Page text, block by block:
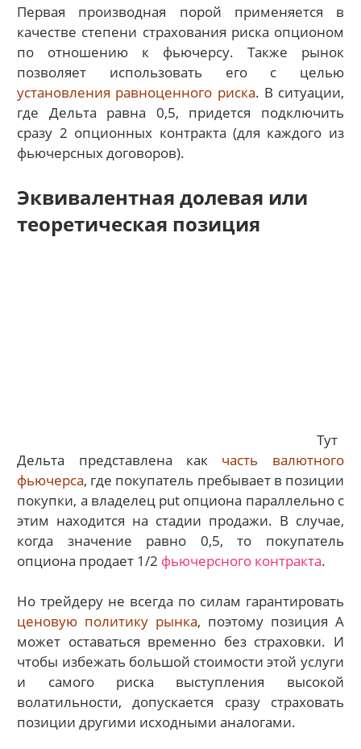
Первая производная порой применяется в
качестве степени страхования риска опционом
по отношению к фьючерсу. Также рынок
позволяет использовать его с целью
установления равноценного риска. В ситуации,
где Дельта равна 0,5, придется подключить
сразу 2 опционных контракта (для каждого из
фьючерсных договоров).
Эквивалентная долевая или
теоретическая позиция
Тут
Дельта представлена как часть валютного
фьючерса, где покупатель пребывает в позиции
покупки, а владелец put опциона параллельно с
этим находится на стадии продажи. В случае,
когда значение равно 0,5, то покупатель
опциона продает 1/2 фьючерсного контракта.
Но трейдеру не всегда по силам гарантировать
ценовую политику рынка, поэтому позиция А
может оставаться временно без страховки. И
чтобы избежать большой стоимости этой услуги
и самого риска выступления высокой
волатильности, допускается сразу страховать
позиции другими исходными аналогами.